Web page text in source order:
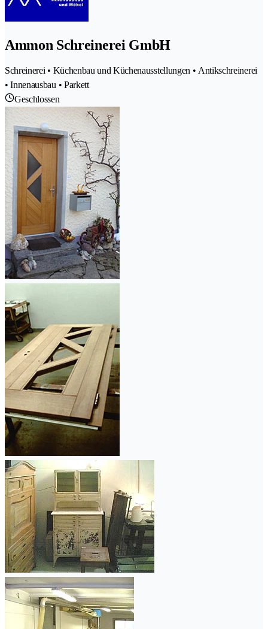
Ammon Schreinerei GmbH
Schreinerei • Küchenbau und Küchenausstellungen • Antikschreinerei
• Innenausbau • Parkett
Geschlossen